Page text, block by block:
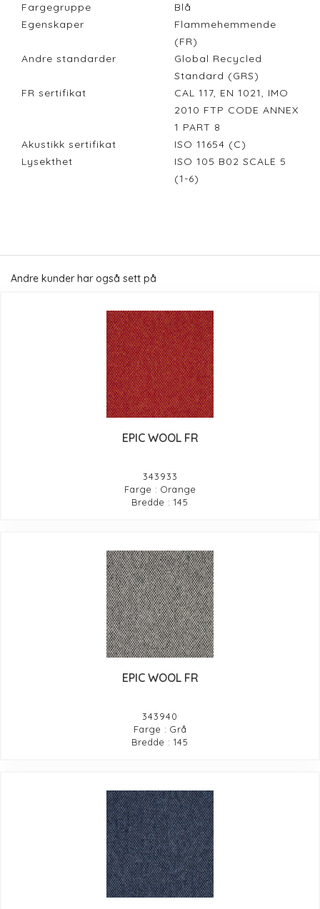
Fargegruppe
Blå
Egenskaper
Flammehemmende
(FR)
Andre standarder
Global Recycled
Standard (GRS)
FR sertifikat
CAL 117, EN 1021, IMO
2010 FTP CODE ANNEX
1 PART 8
Akustikk sertifikat
ISO 11654 (C)
Lysekthet
ISO 105 B02 SCALE 5
(1-6)
Andre kunder har også sett på
EPIC WOOL FR
343933
Farge : Orange
Bredde : 145
EPIC WOOL FR
343940
Farge : Grå
Bredde : 145